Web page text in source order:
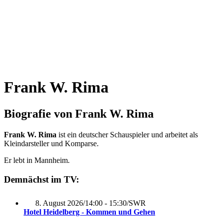
Frank W. Rima
Biografie von Frank W. Rima
Frank W. Rima ist ein deutscher Schauspieler und arbeitet als
Kleindarsteller und Komparse.
Er lebt in Mannheim.
Demnächst im TV:
8. August 2026/14:00 - 15:30/SWR
Hotel Heidelberg - Kommen und Gehen